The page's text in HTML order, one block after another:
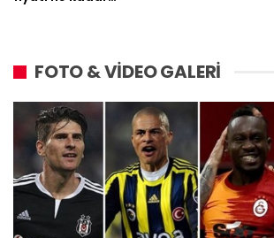
FOTO & VİDEO GALERİ